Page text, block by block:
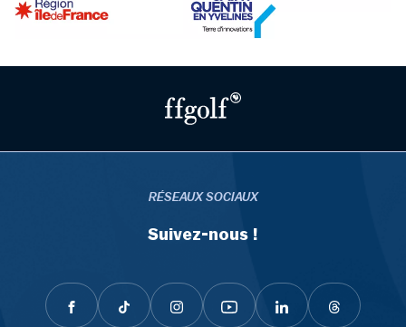
RÉSEAUX SOCIAUX
Suivez-nous !